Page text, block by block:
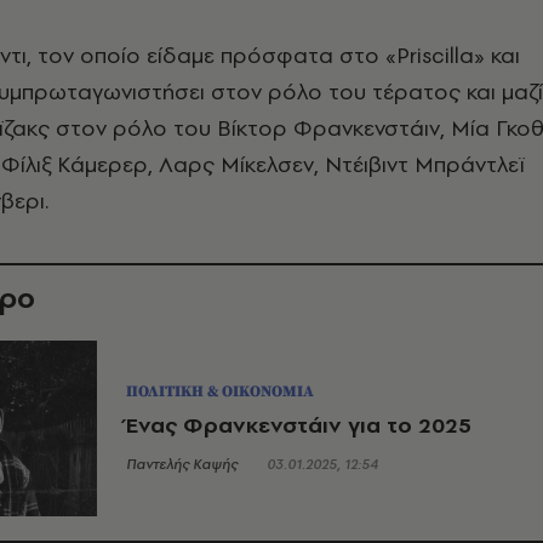
τον οποίο είδαμε πρόσφατα στο «Priscilla» και
στον ρόλο του τέρατος και μαζί
στον ρόλο του Βίκτoρ Φρανκενστάιν, Μία
Κάμερερ, Λαρς Μίκελσεν, Ντέιβιντ Μπράντλεϊ
ΠΟΛΙΤΙΚΗ & ΟΙΚΟΝΟΜΙΑ
Ένας Φρανκενστάιν για το 2025
Παντελής Καψής 03.01.2025, 12:54